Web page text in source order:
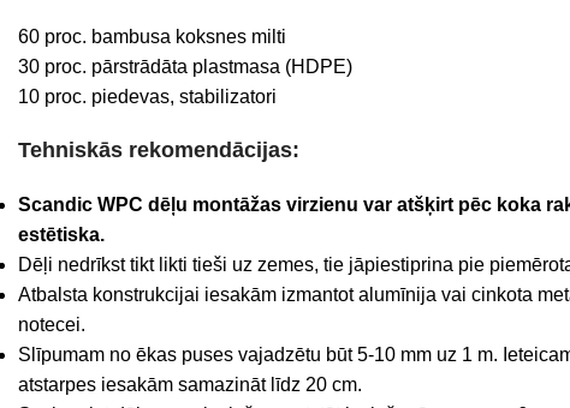
60 proc. bambusa koksnes milti
30 proc. pārstrādāta plastmasa (HDPE)
10 proc. piedevas, stabilizatori
Tehniskās rekomendācijas:
Scandic WPC dēļu montāžas virzienu var atšķirt pēc koka
estētiska.
Dēļi nedrīkst tikt likti tieši uz zemes, tie jāpiestiprina pie
Atbalsta konstrukcijai iesakām izmantot alumīnija vai cinkota
notecei.
Slīpumam no ēkas puses vajadzētu būt 5-10 mm uz 1 m.
atstarpes iesakām samazināt līdz 20 cm.